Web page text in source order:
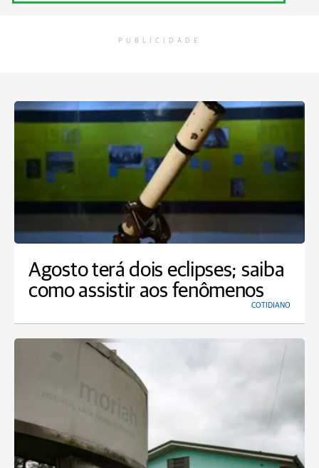
PUBLICIDADE
Agosto terá dois eclipses; saiba
como assistir aos fenômenos
COTIDIANO